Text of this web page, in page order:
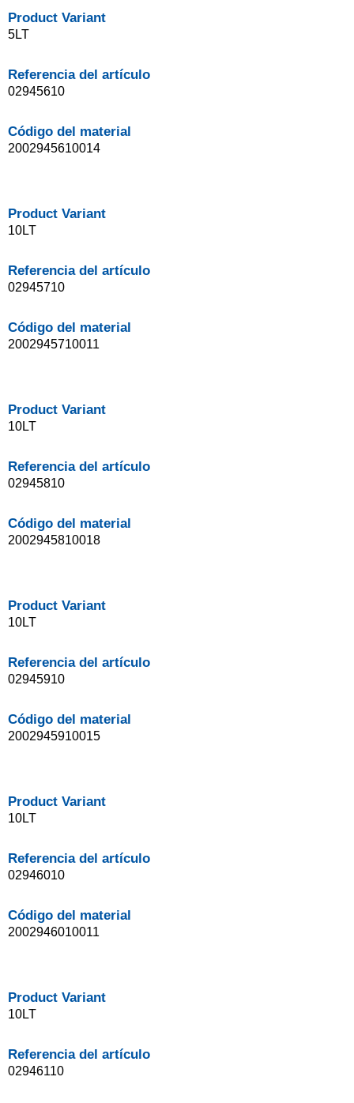
Product Variant
5LT
Referencia del artículo
02945610
Código del material
2002945610014
Product Variant
10LT
Referencia del artículo
02945710
Código del material
2002945710011
Product Variant
10LT
Referencia del artículo
02945810
Código del material
2002945810018
Product Variant
10LT
Referencia del artículo
02945910
Código del material
2002945910015
Product Variant
10LT
Referencia del artículo
02946010
Código del material
2002946010011
Product Variant
10LT
Referencia del artículo
02946110